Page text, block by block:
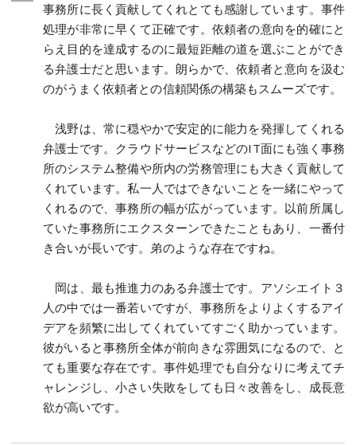
事務所に長く貢献してくれとても感謝しています。事件
処理が非常に早くて正確です。依頼者の意向を的確にと
らえ目的を達成するのに最短距離の道を選ぶことができ
る弁護士だと思います。朗らかで、依頼者と意向を汲む
のがうまく依頼者との信頼関係の構築もスムーズです。
浅野は、常に穏やかで安定的に能力を発揮してくれる
弁護士です。クラウドサービスなどのIT面にも強く事務
所のシステム整備や所内の労務管理にも大きく貢献して
くれています。私一人ではできないことを一緒にやって
くれるので、事務所の幅が広がっています。以前所属し
ていた事務所にエクスターンできたこともあり、一番付
き合いが長いです。弟のような存在ですね。
岡は、最も推進力のある弁護士です。アソシエイト３
人の中では一番若いですが、事務所をよりよくするアイ
デアを頻繁に出してくれていてすごく助かっています。
彼がいると事務所全体が前向きな雰囲気になるので、と
ても重要な存在です。事件処理でも自分なりに考えてチ
ャレンジし、小さい失敗をしても日々改善をし、成長意
欲が高いです。